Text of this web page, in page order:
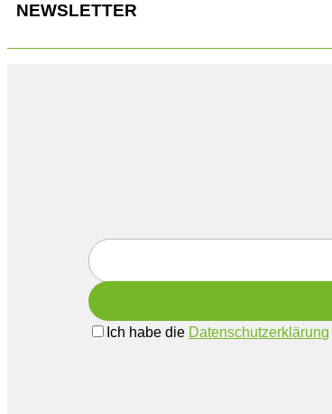
NEWSLETTER
Ich habe die Datenschutzerklärung